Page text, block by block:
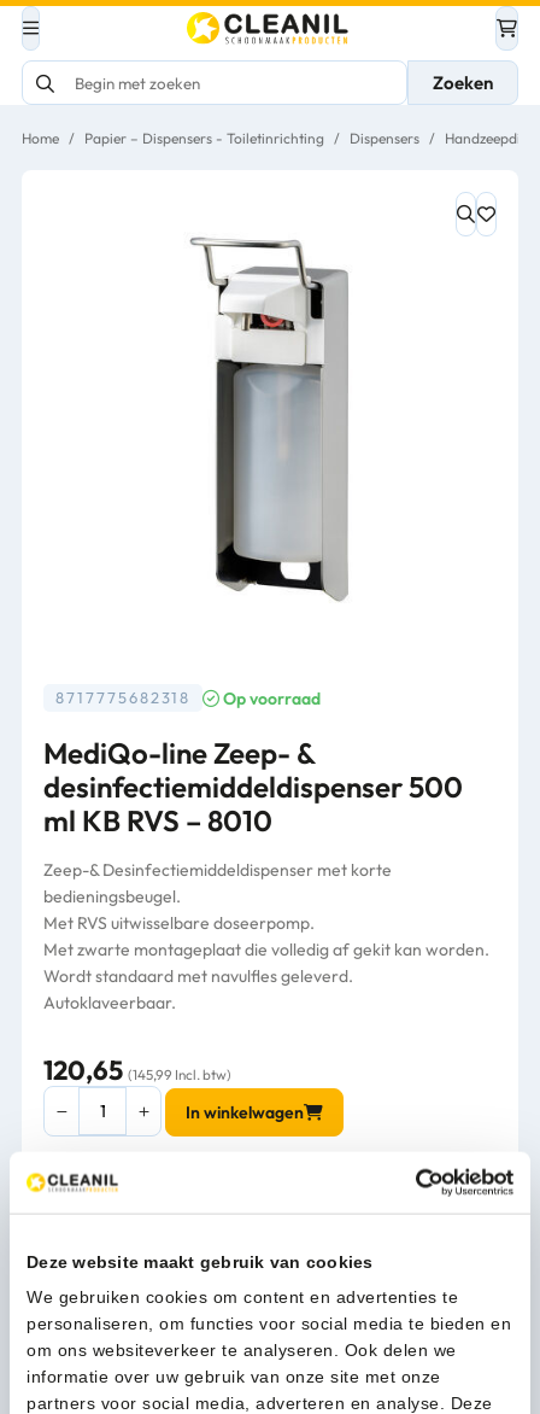
Deze website maakt gebruik van cookies
We gebruiken cookies om content en advertenties te
personaliseren, om functies voor social media te bieden en
om ons websiteverkeer te analyseren. Ook delen we
informatie over uw gebruik van onze site met onze
partners voor social media, adverteren en analyse. Deze
Zoeken
Home / Papier – Dispensers - Toiletinrichting / Dispensers /
8717775682318 Op voorraad
MediQo-line Zeep- &
desinfectiemiddeldispenser 500
ml KB RVS – 8010
Zeep-& Desinfectiemiddeldispenser met korte
bedieningsbeugel.
Met RVS uitwisselbare doseerpomp.
Met zwarte montageplaat die volledig af gekit kan worden.
Wordt standaard met navulfles geleverd.
Autoklaveerbaar.
120,65 (145,99 Incl. btw)
MediQo-
line
&
ml
RVS
In winkelwagen
Kan ik u helpen?
Neem contact op